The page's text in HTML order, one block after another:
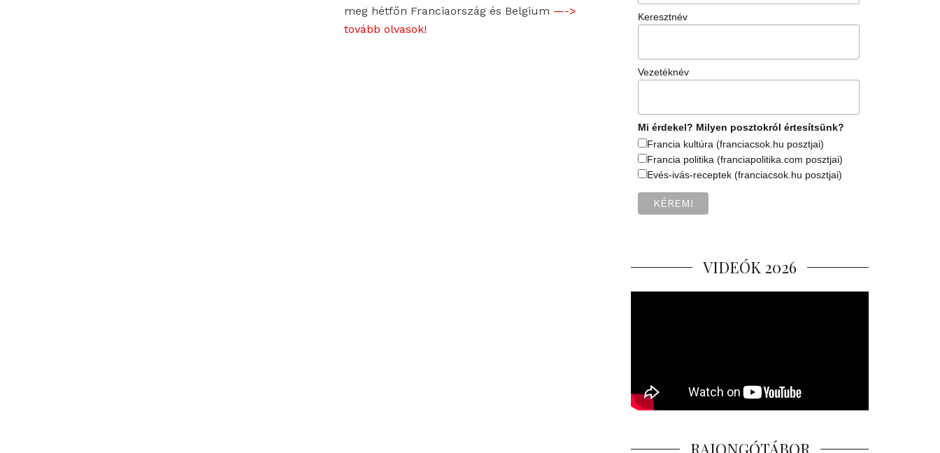
meg hétfőn Franciaország és Belgium —->
tovább olvasok!
Keresztnév
Vezetéknév
Mi érdekel? Milyen posztokról értesítsünk?
Francia kultúra (franciacsok.hu posztjai)
Francia politika (franciapolitika.com posztjai)
Evés-ivás-receptek (franciacsok.hu posztjai)
VIDEÓK 2026